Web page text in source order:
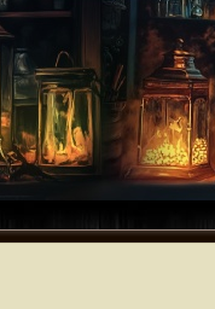
Économisez 10%
SIX Le nouveau
Économisez 10%
SIX Le nouveau